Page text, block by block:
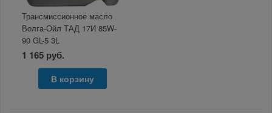
Трансмиссионное масло
Волга-Ойл ТАД 17И 85W-
90 GL-5 3L
1 165 руб.
В корзину